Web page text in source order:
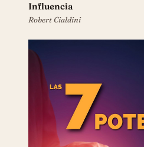
Influencia
Robert Cialdini